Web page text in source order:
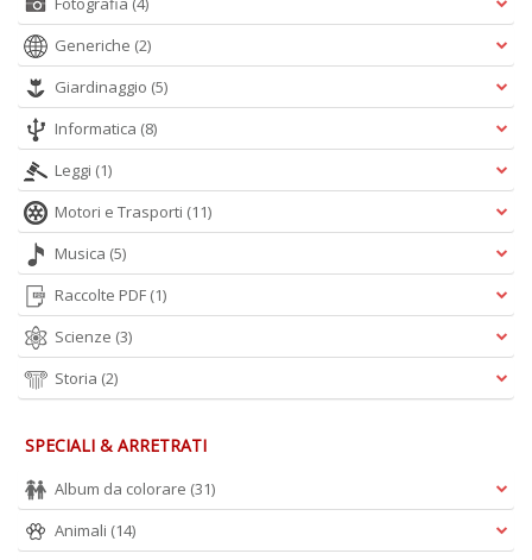
Generiche (2)
Giardinaggio (5)
Informatica (8)
Leggi (1)
Motori e Trasporti (11)
Musica (5)
Raccolte PDF (1)
Scienze (3)
Storia (2)
SPECIALI & ARRETRATI
Album da colorare (31)
Animali (14)